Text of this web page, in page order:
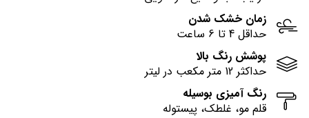
زمان خشک شدن
حداقل 4 تا 6 ساعت
پوشش رنگ بالا
حداکثر 12 متر مکعب در لیتر
رنگ آمیزی بوسیله
قلم مو، غلطک، پیستوله